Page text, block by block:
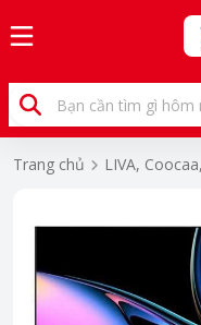
Trang chủ LIVA,